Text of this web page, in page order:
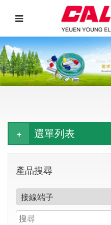
選單列表
產品搜尋